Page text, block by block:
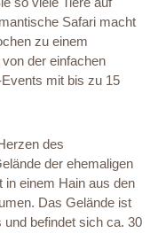
Safari macht
zu einem
der einfachen
mit bis zu 15
des
der ehemaligen
einem Hain aus den
Das Gelände ist
befindet sich ca. 30